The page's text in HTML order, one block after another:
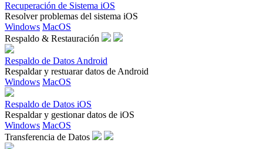
Recuperación de Sistema iOS
Resolver problemas del sistema iOS
Windows MacOS
Respaldo & Restauración
Respaldo de Datos Android
Respaldar y restuarar datos de Android
Windows MacOS
Respaldo de Datos iOS
Respaldar y gestionar datos de iOS
Windows MacOS
Transferencia de Datos